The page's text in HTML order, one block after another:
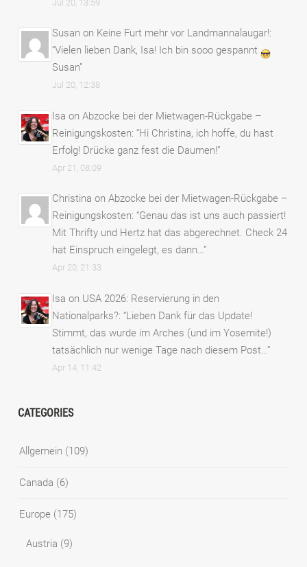
Jul 20, 13:59
Susan on Keine Furt mehr vor Landmannalaugar!:
“Vielen lieben Dank, Isa! Ich bin sooo gespannt
Susan”
Jul 20, 12:38
Isa onAbzocke bei der Mietwagen-Rückgabe –
Reinigungskosten: “Hi Christina, ich hoffe, du hast
Erfolg! Drücke ganz fest die Daumen!”
Apr 21, 08:09
Christina onAbzocke bei der Mietwagen-Rückgabe –
Reinigungskosten: “Genau das ist uns auch passiert!
Mit Thrifty und Hertz hat das abgerechnet. Check 24
hat Einspruch eingelegt, es dann…”
Apr 20, 21:33
Isa on USA 2026: Reservierung in den
Nationalparks?: “Lieben Dank für das Update!
Stimmt, das wurde im Arches (und im Yosemite!)
tatsächlich nur wenige Tage nach diesem Post…”
Apr 14, 11:42
CATEGORIES
Allgemein (109)
Canada (6)
Europe (175)
Austria (9)